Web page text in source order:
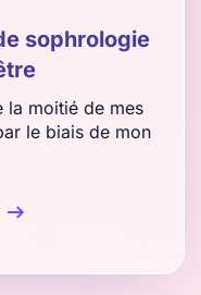
sophrologie
la moitié de mes
le biais de mon
